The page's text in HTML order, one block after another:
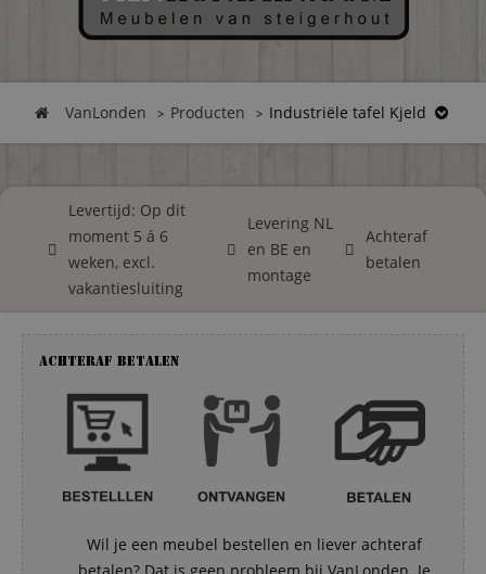
VanLonden Producten Industriële tafel Kjeld
Levertijd: Op dit
moment 5 á 6
weken, excl.
vakantiesluiting
Levering NL
en BE en
montage
Achteraf
betalen
Achteraf betalen
Wil je een meubel bestellen en liever achteraf
betalen? Dat is geen probleem bij VanLonden. Je